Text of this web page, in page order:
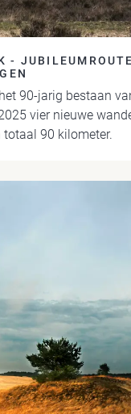
- JUBILEUMROUTE
90-jarig bestaan
vier nieuwe
90 kilometer.